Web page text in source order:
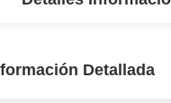
Detallada